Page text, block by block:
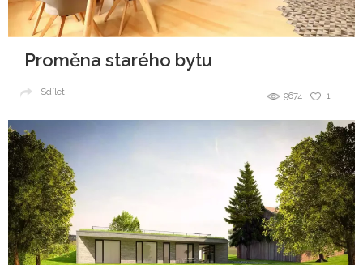
Proměna starého bytu
1
9674
Sdílet